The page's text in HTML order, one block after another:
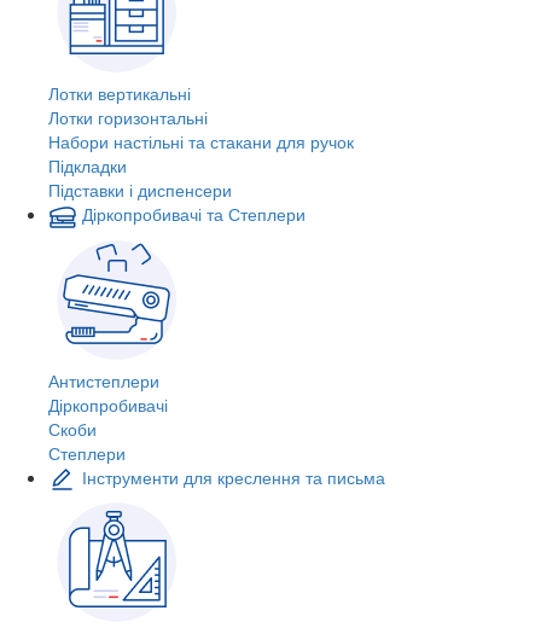
Лотки вертикальні
Лотки горизонтальні
Набори настільні та стакани для ручок
Підкладки
Підставки і диспенсери
Діркопробивачі та Степлери
Антистеплери
Діркопробивачі
Скоби
Степлери
Інструменти для креслення та письма